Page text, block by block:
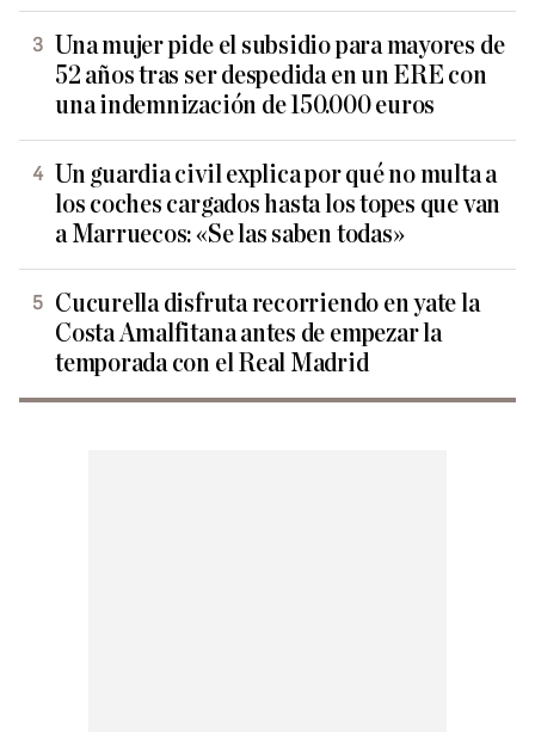
Una mujer pide el subsidio para mayores de
52 años tras ser despedida en un ERE con
una indemnización de 150.000 euros
Un guardia civil explica por qué no multa a
los coches cargados hasta los topes que van
a Marruecos: «Se las saben todas»
Cucurella disfruta recorriendo en yate la
Costa Amalfitana antes de empezar la
temporada con el Real Madrid